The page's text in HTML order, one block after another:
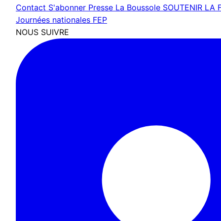
Contact S'abonner Presse La Boussole SOUTENIR LA
Journées nationales FEP
NOUS SUIVRE